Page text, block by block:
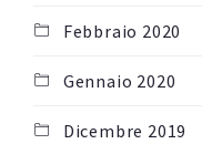
Febbraio 2020
Gennaio 2020
Dicembre 2019